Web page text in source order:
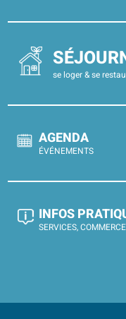
se loger & se
AGENDA
ÉVÉNEMENTS
INFOS
SERVICES,